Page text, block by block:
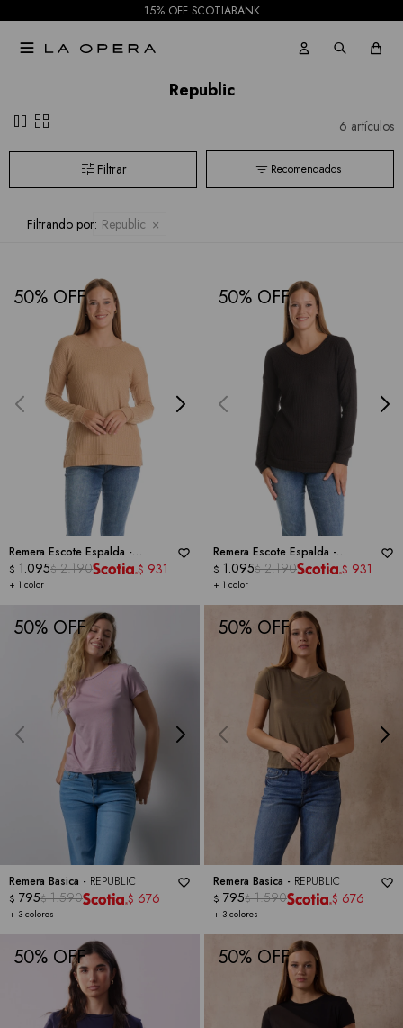
15% OFF SCOTIABANK

Republic
pause grid_view 6 artículos
Recomendados
Filtrando por: Republic
50
Remera Escote Espalda -
REPUBLIC
+ 1 color
$ 1.095$ 2.190 $ 931
50
Remera Escote Espalda -
REPUBLIC
+ 1 color
$ 1.095$ 2.190 $ 931
50
Remera Basica - REPUBLIC
+ 3 colores
$ 795$ 1.590 $ 676
50
Remera Basica - REPUBLIC
+ 3 colores
$ 795$ 1.590 $ 676
50 50